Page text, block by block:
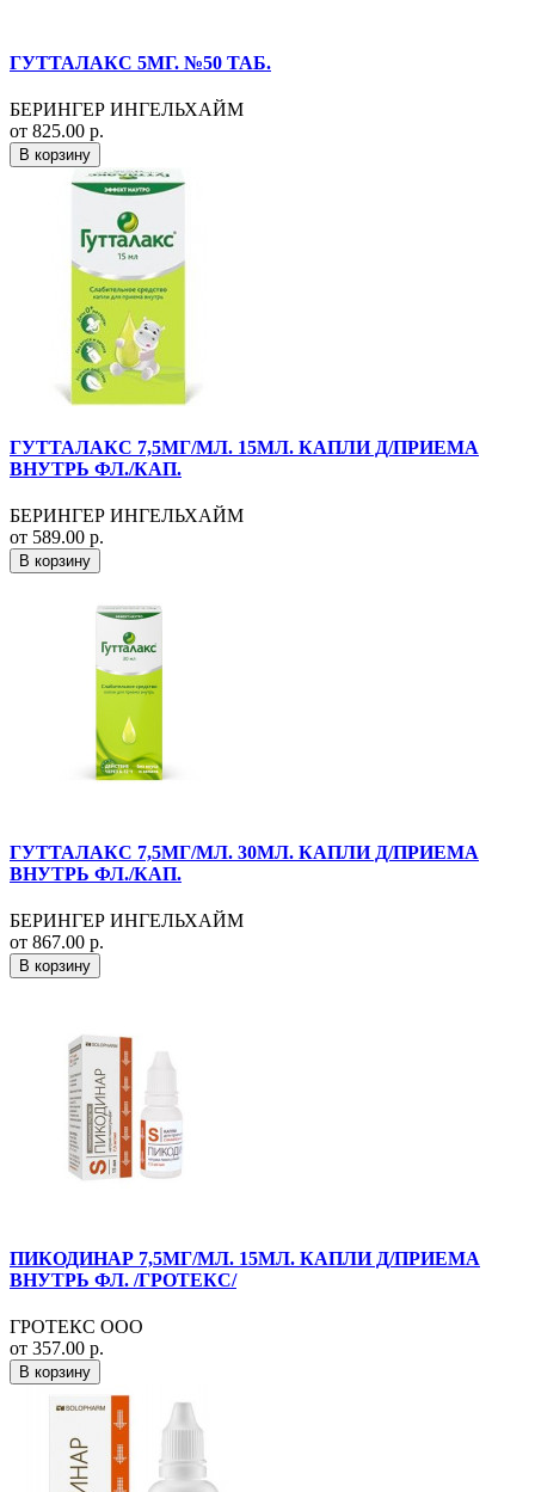
ГУТТАЛАКС 5МГ. №50 ТАБ.
БЕРИНГЕР ИНГЕЛЬХАЙМ
от 825.00 р.
В корзину
ГУТТАЛАКС 7,5МГ/МЛ. 15МЛ. КАПЛИ Д/ПРИЕМА
ВНУТРЬ ФЛ./КАП.
БЕРИНГЕР ИНГЕЛЬХАЙМ
от 589.00 р.
В корзину
ГУТТАЛАКС 7,5МГ/МЛ. 30МЛ. КАПЛИ Д/ПРИЕМА
ВНУТРЬ ФЛ./КАП.
БЕРИНГЕР ИНГЕЛЬХАЙМ
от 867.00 р.
В корзину
ПИКОДИНАР 7,5МГ/МЛ. 15МЛ. КАПЛИ Д/ПРИЕМА
ВНУТРЬ ФЛ. /ГРОТЕКС/
ГРОТЕКС ООО
от 357.00 р.
В корзину